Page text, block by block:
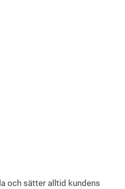
och sätter alltid kundens